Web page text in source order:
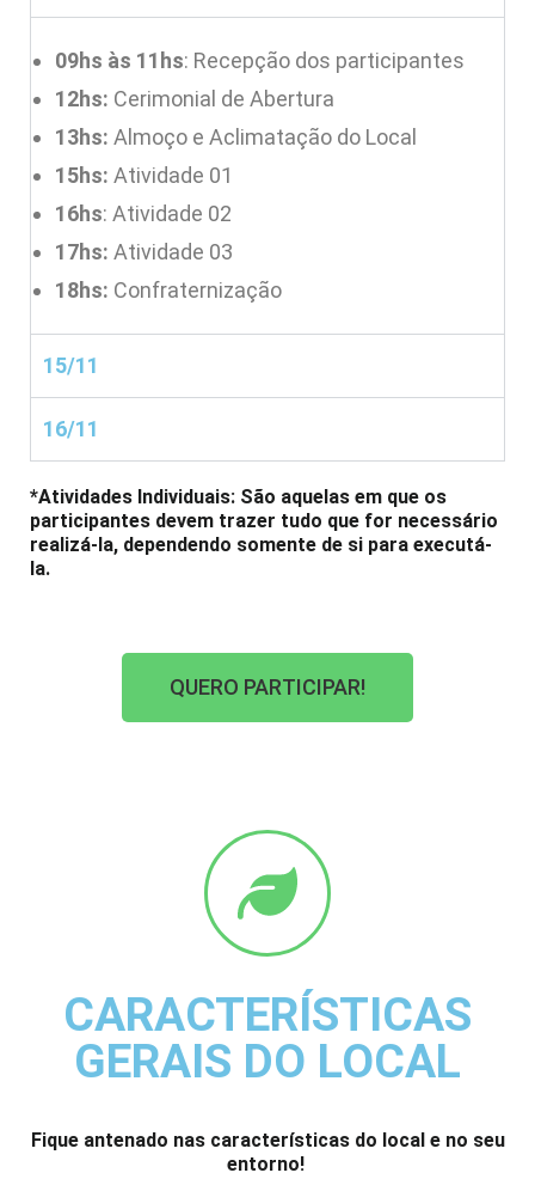
09hs às 11hs: Recepção dos participantes
12hs: Cerimonial de Abertura
13hs: Almoço e Aclimatação do Local
15hs: Atividade 01
16hs: Atividade 02
17hs: Atividade 03
18hs: Confraternização
15/11
16/11
*Atividades Individuais: São aquelas em que os
participantes devem trazer tudo que for necessário
realizá-la, dependendo somente de si para executá-
la.
QUERO PARTICIPAR!
CARACTERÍSTICAS
GERAIS DO LOCAL
Fique antenado nas características do local e no seu
entorno!